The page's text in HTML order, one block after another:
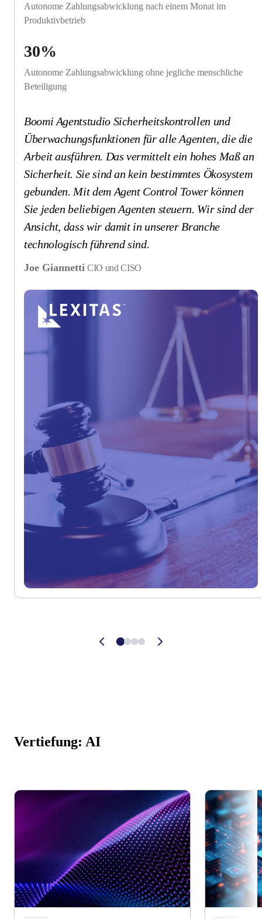
Autonome Zahlungsabwicklung nach einem Monat im
Produktivbetrieb
30%
Autonome Zahlungsabwicklung ohne jegliche menschliche
Beteiligung
Boomi Agentstudio Sicherheitskontrollen und
Überwachungsfunktionen für alle Agenten, die die
Arbeit ausführen. Das vermittelt ein hohes Maß an
Sicherheit. Sie sind an kein bestimmtes Ökosystem
gebunden. Mit dem Agent Control Tower können
Sie jeden beliebigen Agenten steuern. Wir sind der
Ansicht, dass wir damit in unserer Branche
technologisch führend sind.
Joe Giannetti CIO und CISO
Vertiefung: AI